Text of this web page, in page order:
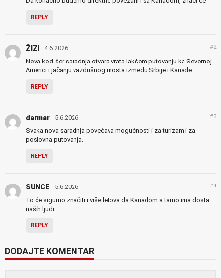
REPLY
ŽIZI 4.6.2026 #2
Nova kod-šer saradnja otvara vrata lakšem putovanju ka Severnoj
Americi i jačanju vazdušnog mosta između Srbije i Kanade.
REPLY
darmar 5.6.2026 #3
Svaka nova saradnja povećava mogućnosti i za turizam i za
poslovna putovanja.
REPLY
SUNCE 5.6.2026 #4
To će sigurno značiti i više letova da Kanadom a tamo ima dosta
naših ljudi.
REPLY
DODAJTE KOMENTAR